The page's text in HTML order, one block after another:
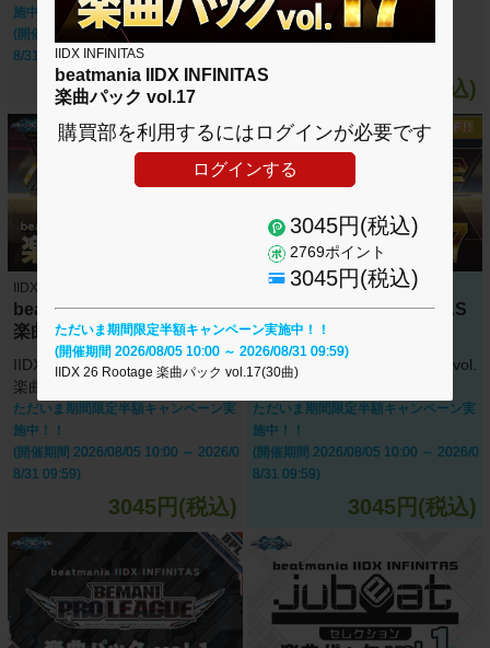
IIDX INFINITAS
beatmania IIDX INFINITAS
楽曲パック vol.17
購買部を利用するにはログインが必要です
ログインする
3045円(税込)
2769ポイント
3045円(税込)
ただいま期間限定半額キャンペーン実施中！！
(開催期間 2026/08/05 10:00 ～ 2026/08/31 09:59)
IIDX 26 Rootage 楽曲パック vol.17(30曲)
施中！！
(開催期間 2026/08/05 10:00 ～ 2026/0
8/31 09:59)
5390円(税込) 2480円(税込)
IIDX INFINITAS
beatmania IIDX INFINITAS
楽曲パック vol.18
IIDX 26 Rootage +セレクション
楽曲パック vol.18(30曲)
ただいま期間限定半額キャンペーン実
施中！！
(開催期間 2026/08/05 10:00 ～ 2026/0
8/31 09:59)
3045円(税込)
IIDX INFINITAS
beatmania IIDX INFINITAS
楽曲パック vol.17
IIDX 26 Rootage 楽曲パック vol.
ただいま期間限定半額キャンペーン実
施中！！
(開催期間 2026/08/05 10:00 ～ 2026/0
8/31 09:59)
3045円(税込)